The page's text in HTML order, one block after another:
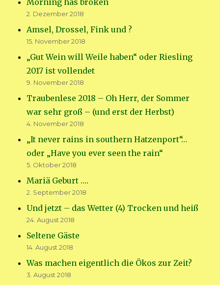
Morning has broken
2. Dezember 2018
Amsel, Drossel, Fink und ?
15. November 2018
„Gut Wein will Weile haben“ oder Riesling
2017 ist vollendet
9. November 2018
Traubenlese 2018 – Oh Herr, der Sommer
war sehr groß – (und erst der Herbst)
4. November 2018
„It never rains in southern Hatzenport“…
oder „Have you ever seen the rain“
5. Oktober 2018
Mariä Geburt ….
2. September 2018
Und jetzt – das Wetter (4) Trocken und heiß
24. August 2018
Seltene Gäste
14. August 2018
Was machen eigentlich die Ökos zur Zeit?
3. August 2018